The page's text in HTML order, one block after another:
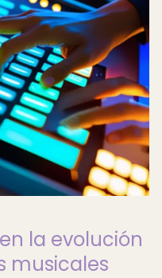
la evolución
musicales